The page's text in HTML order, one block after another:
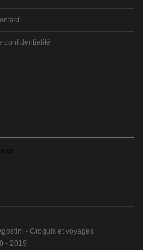
confidentialité
- Croquis et voyages
- 2019